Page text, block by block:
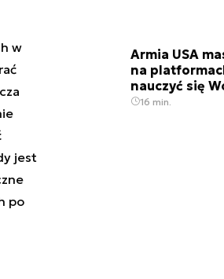
w
jest
po
Armia USA
na
nauczyć się
16 min.